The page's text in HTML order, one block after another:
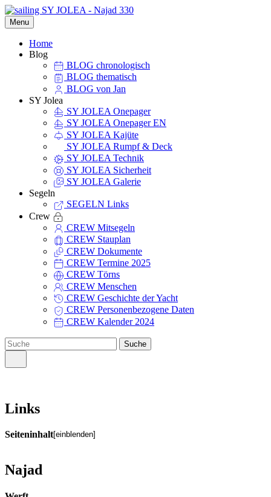
Menu
Home
Blog
BLOG chronologisch
BLOG thematisch
BLOG von Jan
SY Jolea
SY JOLEA Onepager
SY JOLEA Onepager EN
SY JOLEA Kajüte
SY JOLEA Rumpf & Deck
SY JOLEA Technik
SY JOLEA Sicherheit
SY JOLEA Galerie
Segeln
SEGELN Links
Crew
CREW Mitsegeln
CREW Stauplan
CREW Dokumente
CREW Termine 2025
CREW Törns
CREW Menschen
CREW Geschichte der Yacht
CREW Personenbezogene Daten
CREW Kalender 2024
Suche
Links
Seiteninhalt einblenden
Najad